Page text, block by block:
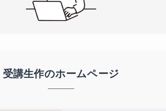
受講生作のホームページ